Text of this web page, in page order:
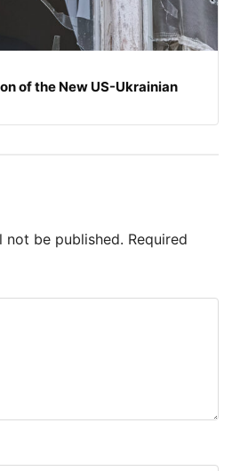
of the New US-Ukrainian
not be published. Required